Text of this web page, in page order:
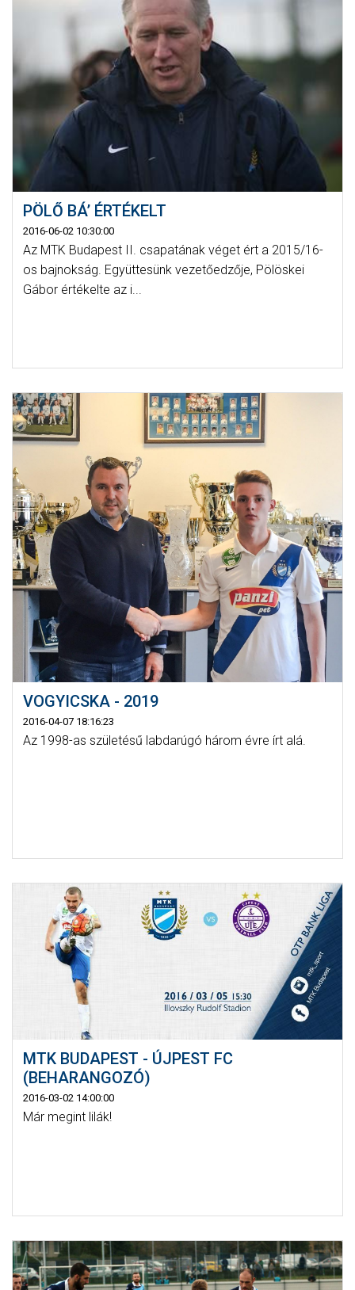
PÖLŐ BÁ’ ÉRTÉKELT
2016-06-02 10:30:00
Az MTK Budapest II. csapatának véget ért a 2015/16-
os bajnokság. Együttesünk vezetőedzője, Pölöskei
Gábor értékelte az i...
VOGYICSKA - 2019
2016-04-07 18:16:23
Az 1998-as születésű labdarúgó három évre írt alá.
MTK BUDAPEST - ÚJPEST FC
(BEHARANGOZÓ)
2016-03-02 14:00:00
Már megint lilák!